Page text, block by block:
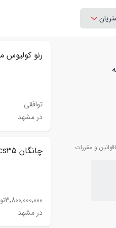
قوانین و مقررات
رنو کولیوس مدل
توافقی
در مشهد
چانگان cs35 مدل 2024
3,800,000,000
در مشهد